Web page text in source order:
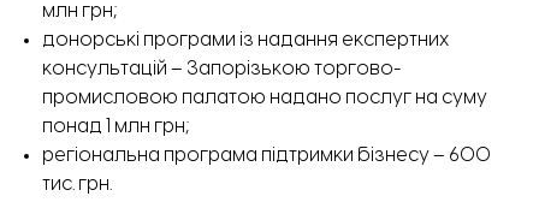
млн грн;
донорські програми із надання експертних
консультацій – Запорізькою торгово-
промисловою палатою надано послуг на суму
понад 1 млн грн;
регіональна програма підтримки бізнесу – 600
тис. грн.